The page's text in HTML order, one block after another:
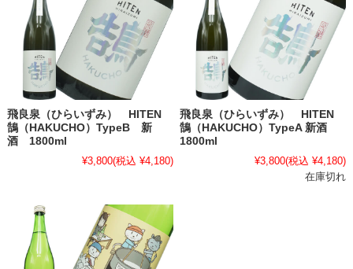
飛良泉（ひらいずみ） HITEN
鵠（HAKUCHO）TypeB 新
酒 1800ml
¥3,800(税込 ¥4,180)
飛良泉（ひらいずみ） HITEN
鵠（HAKUCHO）TypeA 新酒
1800ml
¥3,800(税込 ¥4,180)
在庫切れ